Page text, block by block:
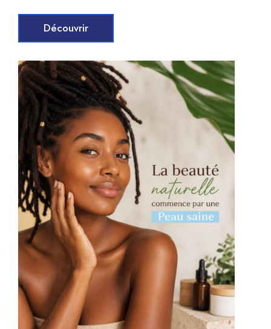
Découvrir